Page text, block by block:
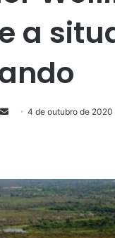
a
M
e
u
m
e
4 de outubro de 2020